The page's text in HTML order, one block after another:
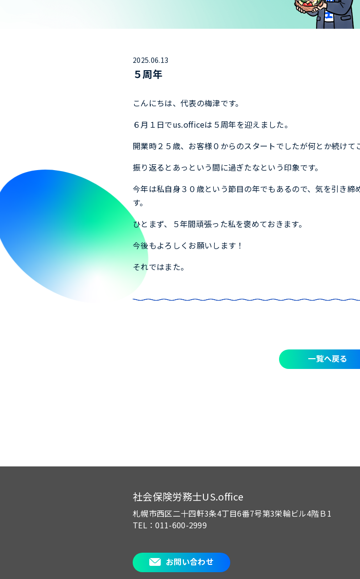
2025.06.13
５周年
こんにちは、代表の梅津です。
６月１日でus.officeは５周年を迎えました。
開業時２５歳、お客様０からのスタートでしたが何とか続けて
振り返るとあっという間に過ぎたなという印象です。
今年は私自身３０歳という節目の年でもあるので、気を引き
す。
ひとまず、５年間頑張った私を褒めておきます。
今後もよろしくお願いします！
それではまた。
一覧へ戻る
社会保険労務士US.office
札幌市西区二十四軒3条4丁目6番7号第3栄輪ビル4階Ｂ1
TEL：011-600-2999
お問い合わせ